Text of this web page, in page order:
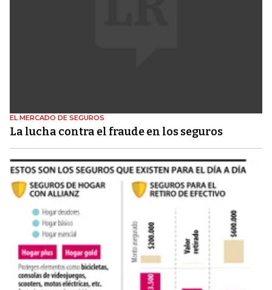
EL MERCADO DE SEGUROS
La lucha contra el fraude en los seguros